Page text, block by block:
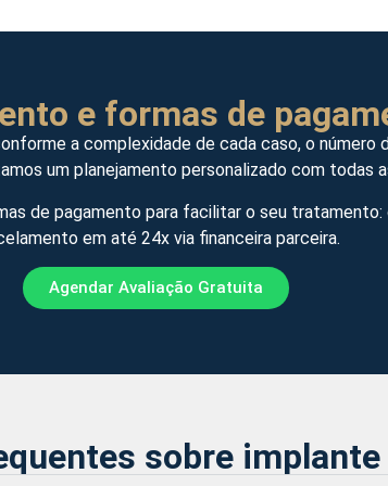
e formas de
a complexidade de cada caso, o número
um planejamento personalizado com todas
de pagamento para facilitar o seu
em até 24x via financeira parceira.
Agendar Avaliação Gratuita
sobre